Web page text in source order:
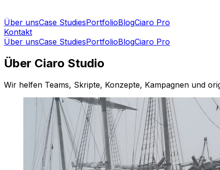
Über unsCase StudiesPortfolioBlogCiaro Pro
Kontakt
Über unsCase StudiesPortfolioBlogCiaro Pro
Über Ciaro Studio
Wir helfen Teams, Skripte, Konzepte, Kampagnen und